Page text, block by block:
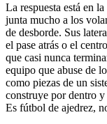
La respuesta está en
junta mucho a los
de desborde. Sus
el pase atrás o el
que casi nunca
equipo que abuse de
como piezas de un
construye por dentro
Es fútbol de ajedrez,